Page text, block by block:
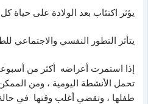
يؤثر اكتئاب بعد الولادة على حياة
يتأثر التطور النفسي والاجتماعي
إذا استمرت أعراضه أكثر من
تحمل الأنشطة اليومية ، ومن
طفلها ، وتقضي أغلب وقتها في